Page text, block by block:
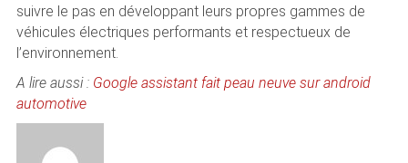
suivre le pas en développant leurs propres gammes de
véhicules électriques performants et respectueux de
l’environnement.
A lire aussi : Google assistant fait peau neuve sur android
automotive